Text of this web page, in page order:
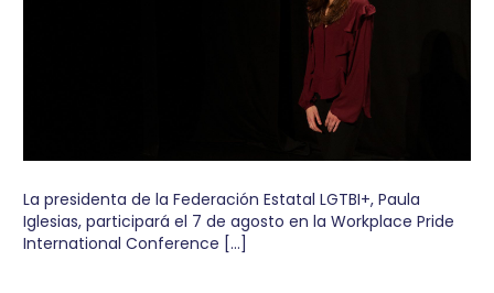
La presidenta de la Federación Estatal LGTBI+, Paula
Iglesias, participará el 7 de agosto en la Workplace Pride
International Conference […]